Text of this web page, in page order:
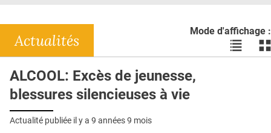
DOSSIERS
RÉSEAUX
E-REVUE SAD
Mode d'affichage :
Voir
les
les
Actualités
ALCOOL: Excès de jeunesse,
blessures silencieuses à vie
Actualité publiée il y a 9 années 9 mois